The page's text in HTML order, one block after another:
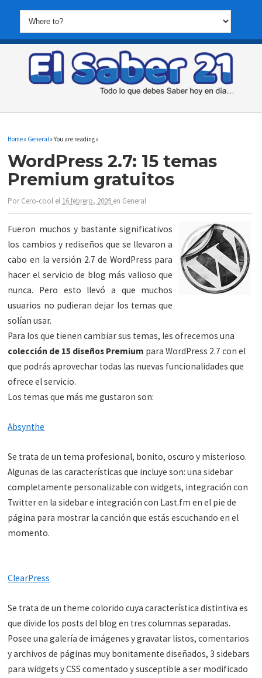
Home» General » You are reading »
WordPress 2.7: 15 temas
Premium gratuitos
PorCero-cool el 16 febrero, 2009 en General
Fueron muchos y bastante significativos
los cambios y rediseños que se llevaron a
cabo en la versión 2.7 de WordPress para
hacer el servicio de blog más valioso que
nunca. Pero esto llevó a que muchos
usuarios no pudieran dejar los temas que
solían usar.
Para los que tienen cambiar sus temas, les ofrecemos una
colección de 15 diseños Premium para WordPress 2.7 con el
que podrás aprovechar todas las nuevas funcionalidades que
ofrece el servicio.
Los temas que más me gustaron son:
Absynthe
Se trata de un tema profesional, bonito, oscuro y misterioso.
Algunas de las características que incluye son: una sidebar
completamente personalizable con widgets, integración con
Twitter en la sidebar e integración con Last.fm en el pie de
página para mostrar la canción que estás escuchando en el
momento.
ClearPress
Se trata de un theme colorido cuya característica distintiva es
que divide los posts del blog en tres columnas separadas.
Posee una galería de imágenes y gravatar listos, comentarios
y archivos de páginas muy bonitamente diseñados, 3 sidebars
para widgets y CSS comentado y susceptible a ser modificado